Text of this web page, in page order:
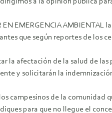
EMERGENCIA AMBIENTAL
que según reportes de los
afectación de la salud de
y solicitarán la
campesinos de la
para que no llegue el